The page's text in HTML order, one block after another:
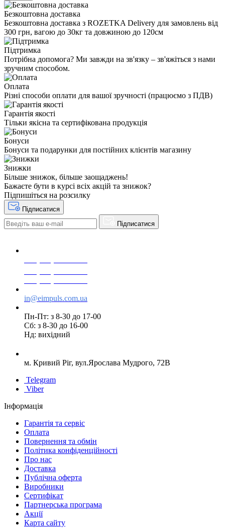
Безкоштовна доставка
Безкоштовна доставка з ROZETKA Delivery для замовлень від
300 грн, вагою до 30кг та довжиною до 120см
Підтримка
Потрібна допомога? Ми завжди на зв'язку – зв'яжіться з нами
зручним способом.
Оплата
Різні способи оплати для вашої зручності (працюємо з ПДВ)
Гарантія якості
Тільки якісна та сертифікована продукція
Бонуси
Бонуси та подарунки для постійних клієнтів магазину
Знижки
Більше знижок, більше заощаджень!
Бажаєте бути в курсі всіх акцій та знижок?
Підпишіться на розсилку
Підписатися
Підписатися
in@eimpuls.com.ua
Пн-Пт: з 8-30 до 17-00
Сб: з 8-30 до 16-00
Нд: вихідний
м. Кривий Ріг, вул.Ярослава Мудрого, 72В
Telegram
Viber
Інформація
Гарантія та сервіс
Оплата
Повернення та обмін
Політика конфіденційності
Про нас
Доставка
Публічна оферта
Виробники
Сертифікат
Партнерська програма
Акції
Карта сайту